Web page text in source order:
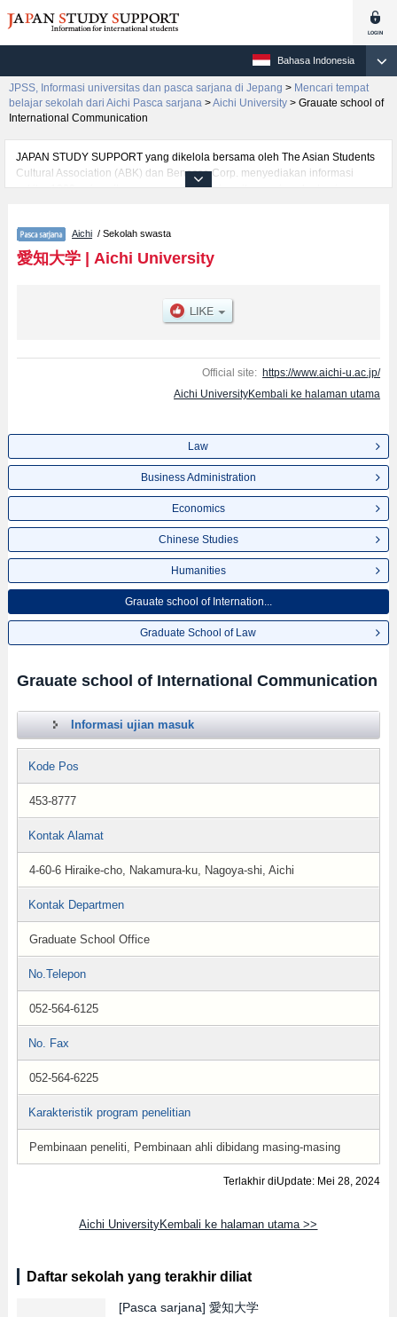
Bahasa Indonesia
JPSS, Informasi universitas dan pasca sarjana di Jepang > Mencari tempat
belajar sekolah dari Aichi Pasca sarjana >Aichi University > Grauate school of
International Communication
JAPAN STUDY SUPPORT yang dikelola bersama oleh The Asian Students
Cultural Association (ABK) dan Benesse Corp. menyediakan informasi
sekitar 1300 universitas, pascasarjana, universitas yunior, akademi
jurusan riset seperti %% research %%, serta berbagai informasi yang
berguna bagi mahasiswa(i) mancanegara seperti kuota untuk jumlah
pendaftar dan jumlah kelulusan ujian masuk mahasiswa(i) mancanegara,
lainnya. Silakan memanfaatkannya.
Aichi / Sekolah swasta
愛知大学| Aichi University
Official site: https://www.aichi-u.ac.jp/
Aichi UniversityKembali ke halaman utama
Law
Business Administration
Economics
Chinese Studies
Humanities
Grauate school of Internation...
Graduate School of Law
Grauate school of International Communication
Informasi ujian masuk
Kode Pos
453-8777
Kontak Alamat
4-60-6 Hiraike-cho, Nakamura-ku, Nagoya-shi, Aichi
Kontak Departmen
Graduate School Office
No.Telepon
052-564-6125
No. Fax
052-564-6225
Karakteristik program penelitian
Pembinaan peneliti, Pembinaan ahli dibidang masing-masing
Terlakhir diUpdate: Mei 28, 2024
Aichi UniversityKembali ke halaman utama >>
Daftar sekolah yang terakhir diliat
[Pasca sarjana] 愛知大学